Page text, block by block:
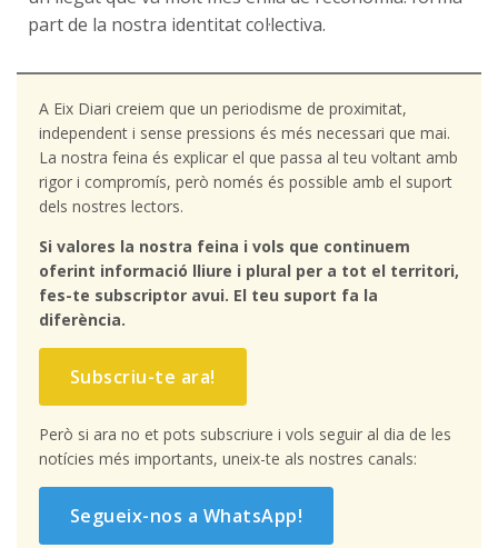
part de la nostra identitat col·lectiva.
A Eix Diari creiem que un periodisme de proximitat,
independent i sense pressions és més necessari que mai.
La nostra feina és explicar el que passa al teu voltant amb
rigor i compromís, però només és possible amb el suport
dels nostres lectors.
Si valores la nostra feina i vols que continuem
oferint informació lliure i plural per a tot el territori,
fes-te subscriptor avui. El teu suport fa la
diferència.
Subscriu-te ara!
Però si ara no et pots subscriure i vols seguir al dia de les
notícies més importants, uneix-te als nostres canals:
Segueix-nos a WhatsApp!